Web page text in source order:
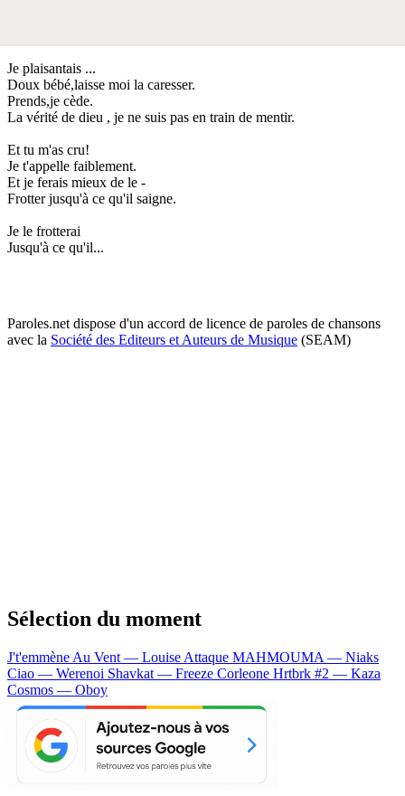
Je plaisantais ...
Doux bébé,laisse moi la caresser.
Prends,je cède.
La vérité de dieu , je ne suis pas en train de mentir.
Et tu m'as cru!
Je t'appelle faiblement.
Et je ferais mieux de le -
Frotter jusqu'à ce qu'il saigne.
Je le frotterai
Jusqu'à ce qu'il...
Paroles.net dispose d'un accord de licence de paroles de chansons
avec la Société des Editeurs et Auteurs de Musique (SEAM)
Sélection du moment
J't'emmène Au Vent — Louise Attaque MAHMOUMA — Niaks
Ciao — Werenoi Shavkat — Freeze Corleone Hrtbrk #2 — Kaza
Cosmos — Oboy